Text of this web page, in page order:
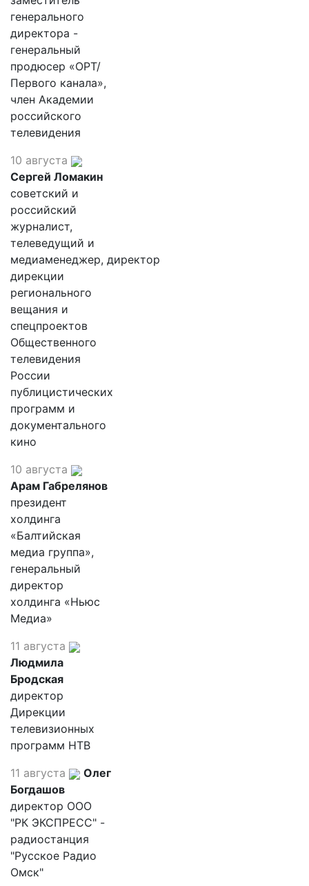
генерального
директора -
генеральный
продюсер «ОРТ/
Первого канала»,
член Академии
российского
телевидения
10 августа
Сергей Ломакин
советский и
российский
журналист,
телеведущий и
медиаменеджер, директор
дирекции
регионального
вещания и
спецпроектов
Общественного
телевидения
России
публицистических
программ и
документального
кино
10 августа
Арам Габрелянов
президент
холдинга
«Балтийская
медиа группа»,
генеральный
директор
холдинга «Ньюс
Медиа»
11 августа
Людмила
Бродская
директор
Дирекции
телевизионных
программ НТВ
11 августа
Олег
Богдашов
директор ООО
"РК ЭКСПРЕСС" -
радиостанция
"Русское Радио
Омск"